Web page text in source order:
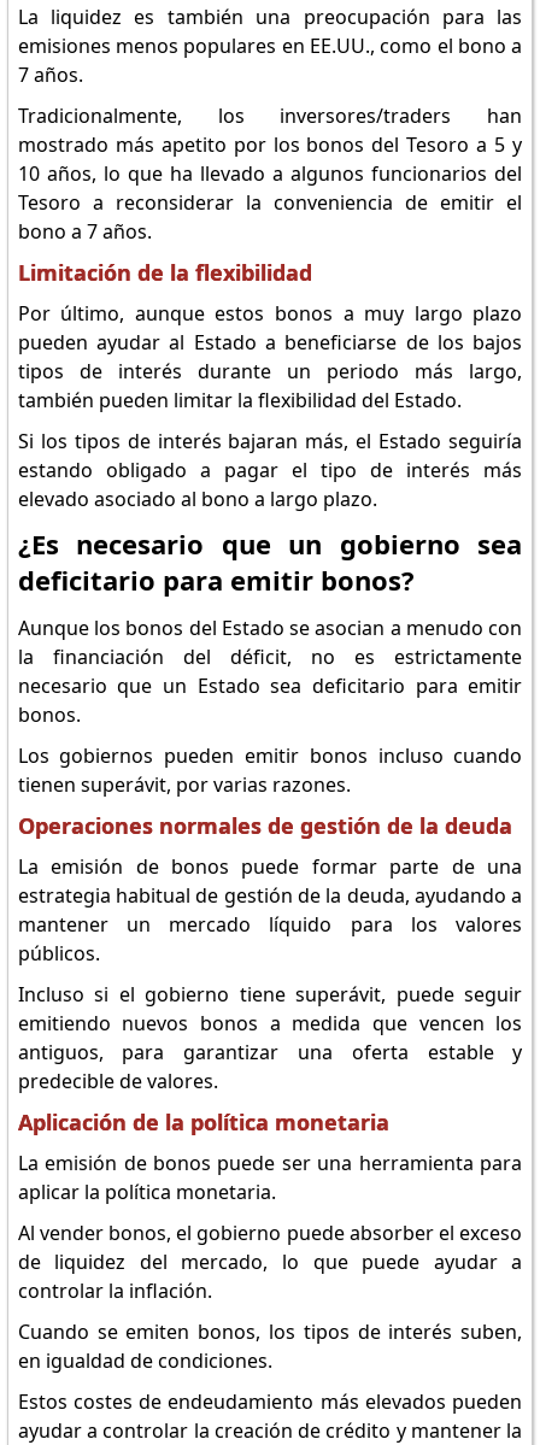
La liquidez es también una preocupación para las
emisiones menos populares en EE.UU., como el bono a
7 años.
Tradicionalmente, los inversores/traders han
mostrado más apetito por los bonos del Tesoro a 5 y
10 años, lo que ha llevado a algunos funcionarios del
Tesoro a reconsiderar la conveniencia de emitir el
bono a 7 años.
Limitación de la flexibilidad
Por último, aunque estos bonos a muy largo plazo
pueden ayudar al Estado a beneficiarse de los bajos
tipos de interés durante un periodo más largo,
también pueden limitar la flexibilidad del Estado.
Si los tipos de interés bajaran más, el Estado seguiría
estando obligado a pagar el tipo de interés más
elevado asociado al bono a largo plazo.
¿Es necesario que un gobierno sea
deficitario para emitir bonos?
Aunque los bonos del Estado se asocian a menudo con
la financiación del déficit, no es estrictamente
necesario que un Estado sea deficitario para emitir
bonos.
Los gobiernos pueden emitir bonos incluso cuando
tienen superávit, por varias razones.
Operaciones normales de gestión de la deuda
La emisión de bonos puede formar parte de una
estrategia habitual de gestión de la deuda, ayudando a
mantener un mercado líquido para los valores
públicos.
Incluso si el gobierno tiene superávit, puede seguir
emitiendo nuevos bonos a medida que vencen los
antiguos, para garantizar una oferta estable y
predecible de valores.
Aplicación de la política monetaria
La emisión de bonos puede ser una herramienta para
aplicar la política monetaria.
Al vender bonos, el gobierno puede absorber el exceso
de liquidez del mercado, lo que puede ayudar a
controlar la inflación.
Cuando se emiten bonos, los tipos de interés suben,
en igualdad de condiciones.
Estos costes de endeudamiento más elevados pueden
ayudar a controlar la creación de crédito y mantener la